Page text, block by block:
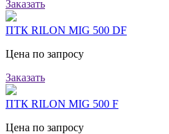
Заказать
ПТК RILON MIG 500 DF
Цена по запросу
Заказать
ПТК RILON MIG 500 F
Цена по запросу